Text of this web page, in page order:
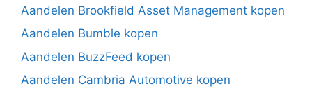
Aandelen Brookfield Asset Management kopen
Aandelen Bumble kopen
Aandelen BuzzFeed kopen
Aandelen Cambria Automotive kopen